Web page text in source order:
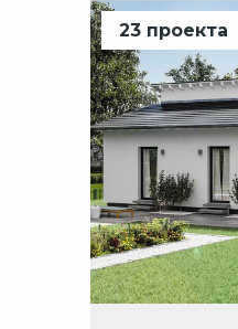
23 проекта